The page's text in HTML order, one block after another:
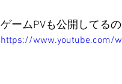
ゲームPVも公開してる
https://www.youtube.com/